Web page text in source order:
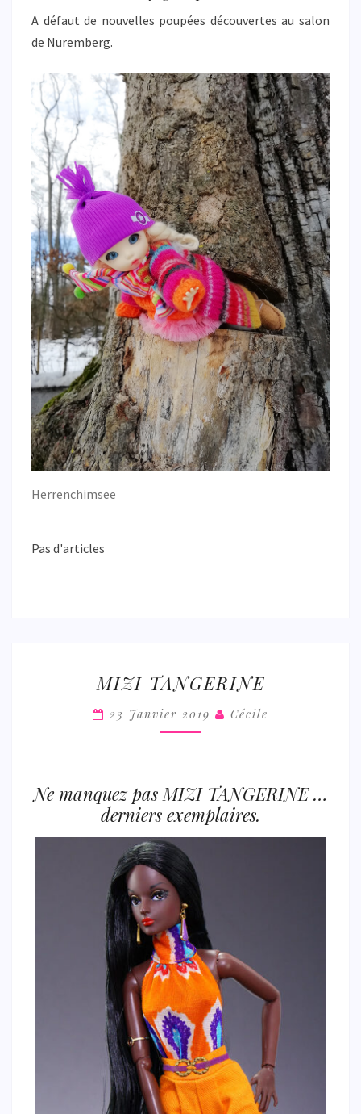
A défaut de nouvelles poupées découvertes au salon
de Nuremberg.
Herrenchimsee
Pas d'articles
TANGERINE
MIZI TANGERINE
23 Janvier 2019 Cécile
Ne manquez pas MIZI TANGERINE …
derniers exemplaires.